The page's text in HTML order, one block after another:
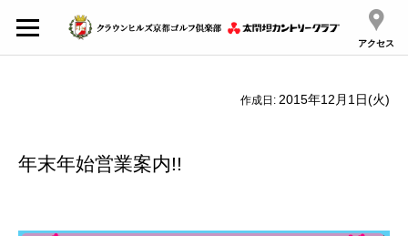
アクセス
作成日: 2015年12月1日(火)
年末年始営業案内!!